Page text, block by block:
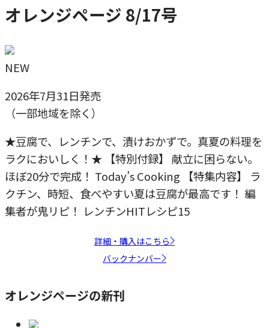
オレンジページ 8/17号
NEW
2026年7月31日発売
（一部地域を除く）
★豆腐で、レンチンで、漬けおかずで。真夏の料理を
ラクにおいしく！★ 【特別付録】 献立に困らない。
ほぼ20分で完成！ Today’s Cooking 【特集内容】 ラ
クチン、時短、食べやすい夏は豆腐が最高です！ 編
集者が鬼リピ！ レンチンHITレシピ15
詳細・購入はこちら
バックナンバー
オレンジページの新刊